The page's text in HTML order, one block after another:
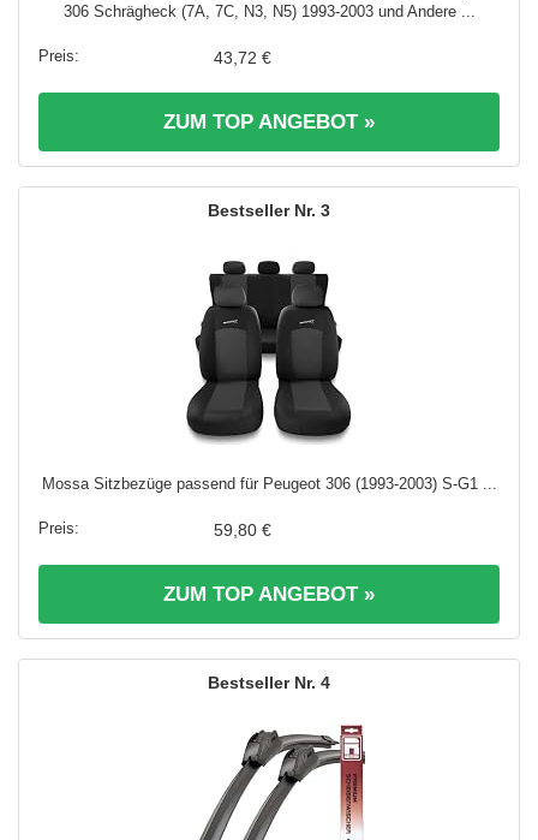
306 Schrägheck (7A, 7C, N3, N5) 1993-2003 und Andere ...
43,72 €
ZUM TOP ANGEBOT »
3
Mossa Sitzbezüge passend für Peugeot 306 (1993-2003) S-G1 ...
59,80 €
ZUM TOP ANGEBOT »
4